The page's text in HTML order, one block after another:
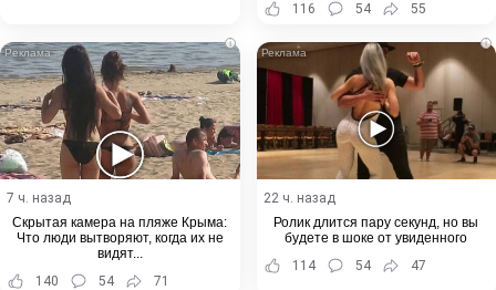
116
54 55
i
7 ч. назад
Скрытая камера на пляже Крыма:
Что люди вытворяют, когда их не
видят...
140
54 71
i
22 ч. назад
Ролик длится пару секунд, но вы
будете в шоке от увиденного
114
54 47